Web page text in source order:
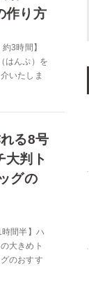
作り方
3時間】
はんぷ）を
いたしま
る8号
大判ト
グの
間半】ハ
大きめト
のおすす